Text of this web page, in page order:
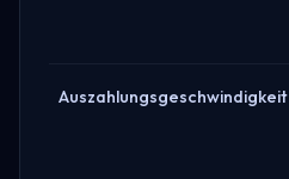
Auszahlungsgeschwindigkeit